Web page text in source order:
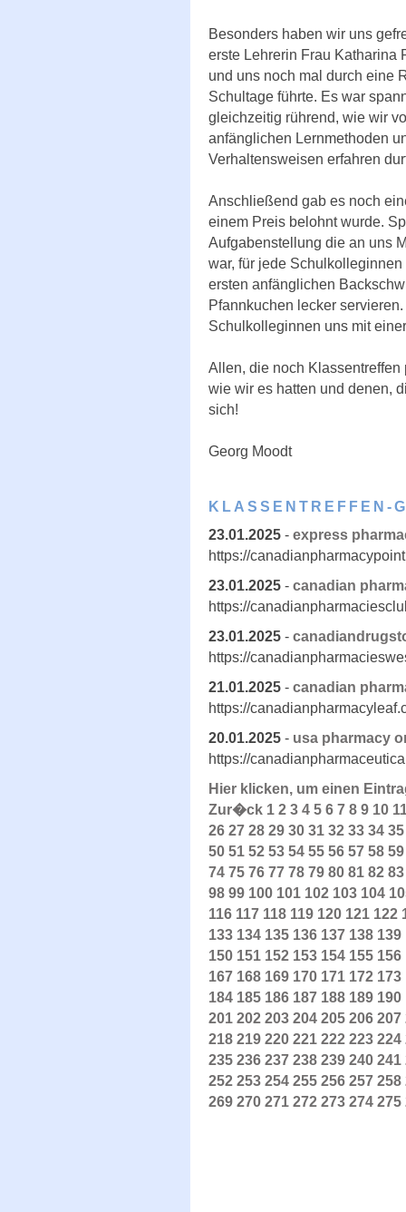
Besonders haben wir uns
erste Lehrerin Frau Katharina
und uns noch mal durch eine
Schultage führte. Es war
gleichzeitig rührend, wie wir
anfänglichen Lernmethoden
Verhaltensweisen erfahren
Anschließend gab es noch
einem Preis belohnt wurde.
Aufgabenstellung die an uns
war, für jede
ersten anfänglichen
Pfannkuchen lecker
Schulkolleginnen uns mit
Allen, die noch
wie wir es hatten und denen,
sich!
Georg Moodt
KLASSENTREFFEN-
23.01.2025 - express
https://
23.01.2025 - canadian
https://
23.01.2025 -
https://
21.01.2025 - canadian
https://
20.01.2025 - usa pharmacy
https://
Hier klicken, um einen
Zur�ck 1 2 3 4 5 6 7 8 9 10
26 27 28 29 30 31 32 33 34 35
50 51 52 53 54 55 56 57 58 59
74 75 76 77 78 79 80 81 82 83
98 99 100 101 102 103 104
116 117 118 119 120 121 122
133 134 135 136 137 138 139
150 151 152 153 154 155 156
167 168 169 170 171 172 173
184 185 186 187 188 189 190
201 202 203 204 205 206 207
218 219 220 221 222 223 224
235 236 237 238 239 240 241
252 253 254 255 256 257 258
269 270 271 272 273 274 275